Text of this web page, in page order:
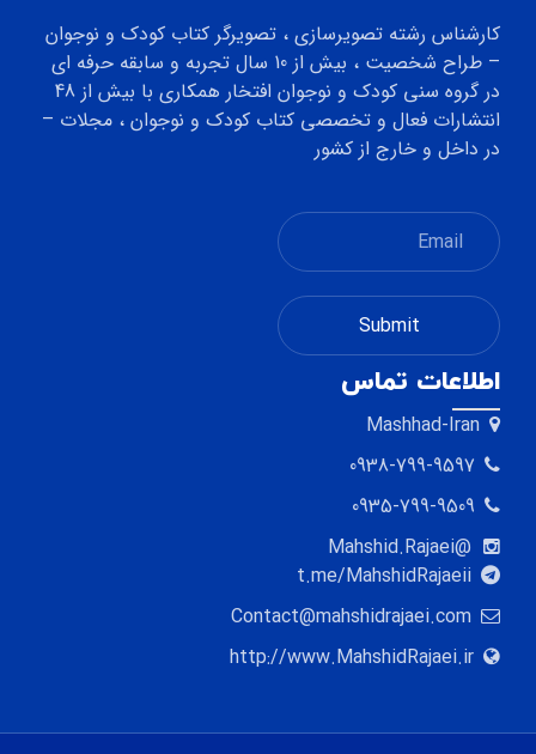
کارشناس رشته تصویرسازی ، تصویرگر کتاب کودک و نوجوان
– طراح شخصیت ، بیش از 10 سال تجربه و سابقه حرفه ای
در گروه سنی کودک و نوجوان افتخار همکاری با بیش از 48
انتشارات فعال و تخصصی کتاب کودک و نوجوان ، مجلات –
در داخل و خارج از کشور
اطلاعات تماس
Mashhad-Iran
0938-799-9597
0935-799-9509
@Mahshid.Rajaei
t.me/MahshidRajaeii
Contact@mahshidrajaei.com
http://www.MahshidRajaei.ir